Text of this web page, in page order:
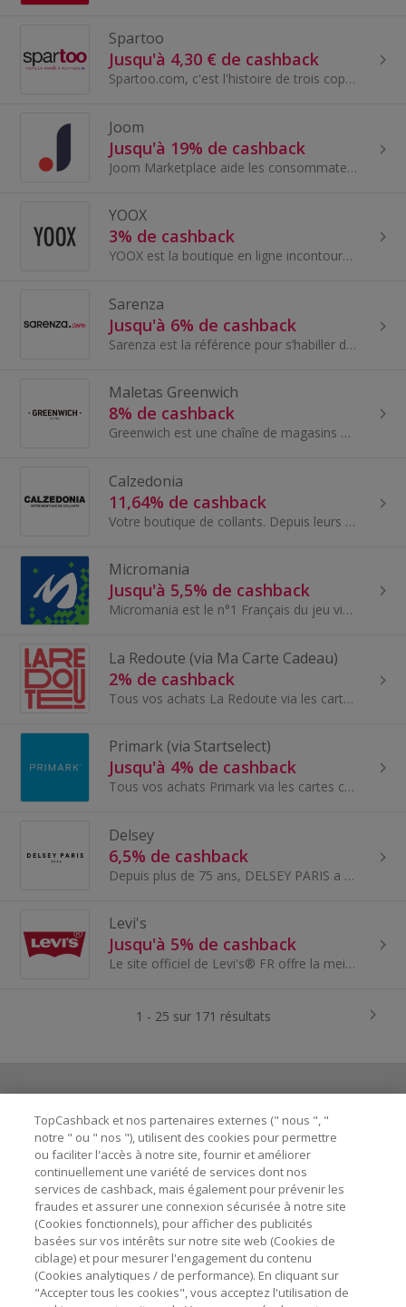
Spartoo
Jusqu'à 4,30 € de cashback
Spartoo.com, c'est l'histoire de trois copains fans de chaussures et d'Internet. Boris, Paul et Jérémie, fraîchement diplômés, rêvent de créer leur...
Joom
Jusqu'à 19% de cashback
Joom Marketplace aide les consommateurs à faire des achats faciles et divertissants et leur donne accès à des produits de haute qualité.
YOOX
3% de cashback
YOOX est la boutique en ligne incontournable pour sa sélection soignée de mode intemporelle, de design et d’art. Une véritable destination mode et...
Sarenza
Jusqu'à 6% de cashback
Sarenza est la référence pour s’habiller des pieds à la tête! Promenez-vous dans leurs nombreuses catégories...
Maletas Greenwich
8% de cashback
Greenwich est une chaîne de magasins avec plus de 20 ans d'expérience, qui a ouvert son premier magasin dans la ville de Petrer à Alicante en 1994...
Calzedonia
11,64% de cashback
Votre boutique de collants. Depuis leurs débuts, ils se sont non seulement efforcés de proposer des produits de la plus haute qualité, que leurs cl...
Micromania
Jusqu'à 5,5% de cashback
Micromania est le n°1 Français du jeu vidéo avec plus de 280 magasins dans tout le pays. Notre boutique en ligne permettra à vos internautes de re...
La Redoute (via Ma Carte Cadeau)
2% de cashback
Tous vos achats La Redoute via les cartes cadeaux Ma Carte Cadeau pour économiser un maximum sur vos achats en ligne comme en magasin - accessoires...
Primark (via Startselect)
Jusqu'à 4% de cashback
Tous vos achats Primark via les cartes cadeaux Startselect pour économiser un maximum sur vos achats en ligne. Que vous recherchiez des articles de...
Delsey
6,5% de cashback
Depuis plus de 75 ans, DELSEY PARIS a su progresser au fil des années et a su se réinventer au travers de ses produits en innovant chaque jour pour...
Levi's
Jusqu'à 5% de cashback
Le site officiel de Levi's® FR offre la meilleure sélection de jeans, vestes et vêtements Levi's® pour hommes, femmes et enfants.
1 - 25 sur 171 résultats
Besoin d'aide ?
Astuces pour économiser
A propos de
Contactez-nous
TopCashback et nos partenaires externes (" nous ", "
notre " ou " nos "), utilisent des cookies pour permettre
ou faciliter l'accès à notre site, fournir et améliorer
continuellement une variété de services dont nos
services de cashback, mais également pour prévenir les
fraudes et assurer une connexion sécurisée à notre site
(Cookies fonctionnels), pour afficher des publicités
basées sur vos intérêts sur notre site web (Cookies de
ciblage) et pour mesurer l'engagement du contenu
(Cookies analytiques / de performance). En cliquant sur
"Accepter tous les cookies", vous acceptez l'utilisation de